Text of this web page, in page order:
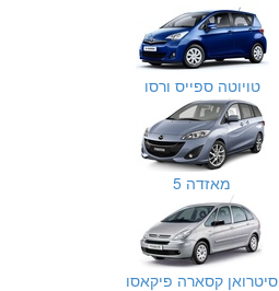
טויוטה ספייס ורסו
מאזדה 5
סיטרואן קסארה פיקאסו